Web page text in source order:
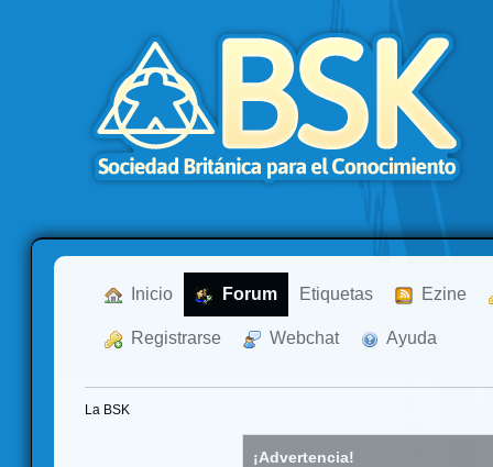
Inicio Forum Etiquetas Ezine
Registrarse Webchat Ayuda
La BSK
¡Advertencia!